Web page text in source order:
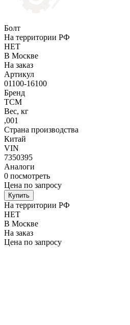
Болт
На территории РФ
НЕТ
В Москве
На заказ
Артикул
01100-16100
Бренд
TCM
Вес, кг
,001
Страна производства
Китай
VIN
7350395
Аналоги
0 посмотреть
Цена по запросу
Купить
На территории РФ
НЕТ
В Москве
На заказ
Цена по запросу